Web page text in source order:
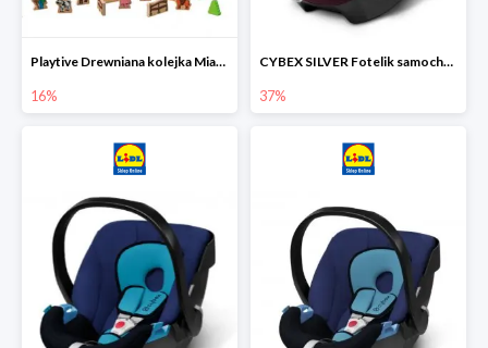
Playtive Drewniana kolejka Miasto lub Farma
16%
CYBEX SILVER Fotelik samochodowy
37%